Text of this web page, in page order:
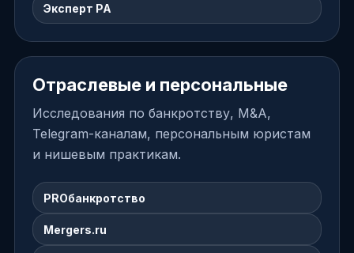
Эксперт РА
Отраслевые и персональные
Исследования по банкротству, M&A,
Telegram-каналам, персональным юристам
и нишевым практикам.
PROбанкротство
Mergers.ru